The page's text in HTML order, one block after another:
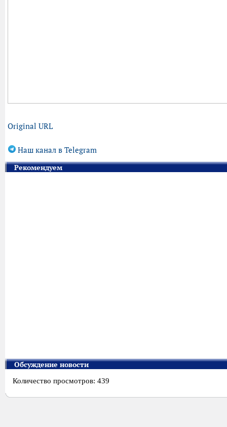
Original URL
Наш канал в Telegram
Рекомендуем
Обсуждение новости
Количество просмотров: 439